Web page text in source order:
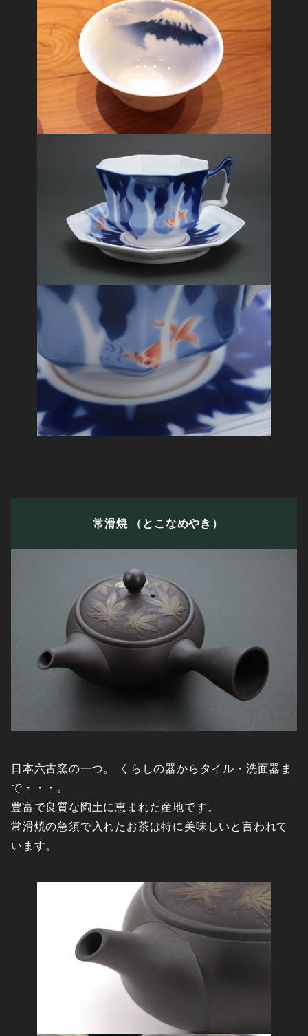
常滑焼 （とこなめやき）
日本六古窯の一つ。 くらしの器からタイル・洗面器ま
で・・・。
豊富で良質な陶土に恵まれた産地です。
常滑焼の急須で入れたお茶は特に美味しいと言われて
います。